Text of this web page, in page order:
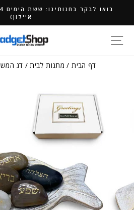
איילון)
דף הבית/ מתנות לבית / דג